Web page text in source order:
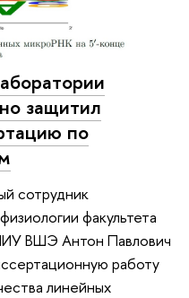
защитил
по
сотрудник
факультета
ВШЭ Антон Павлович
работу
линейных